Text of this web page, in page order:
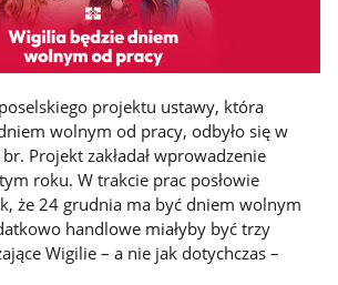
projektu ustawy, która
wolnym od pracy, odbyło się w
Projekt zakładał wprowadzenie
roku. W trakcie prac posłowie
że 24 grudnia ma być dniem wolnym
handlowe miałyby być trzy
Wigilie – a nie jak dotychczas –